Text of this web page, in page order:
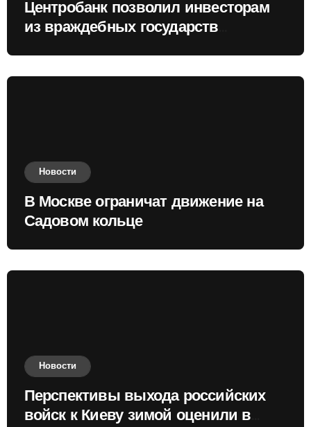
Центробанк позволил инвесторам
из враждебных государств
Новости
В Москве ограничат движение на
Садовом кольце
Новости
Перспективы выхода российских
войск к Киеву зимой оценили в